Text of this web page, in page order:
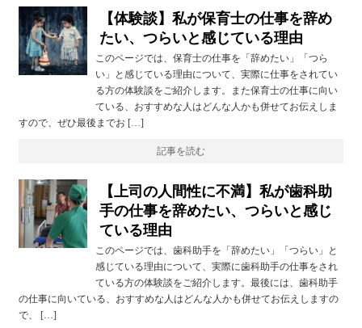
【体験談】私が保育士の仕事を辞め
たい、つらいと感じている理由
このページでは、保育士の仕事を「辞めたい」「つら
い」と感じている理由について、実際に仕事をされてい
る方の体験談をご紹介します。また保育士の仕事に向い
ている、おすすめな人はどんな人かも併せてお伝えしま
すので、ぜひ最後までお […]
記事を読む
【上司の人間性に不満】私が歯科助
手の仕事を辞めたい、つらいと感じ
ている理由
このページでは、歯科助手を「辞めたい」「つらい」と
感じている理由について、実際に歯科助手の仕事をされ
ている方の体験談をご紹介します。最後には、歯科助手
の仕事に向いている、おすすめな人はどんな人かも併せてお伝えしますの
で、 […]